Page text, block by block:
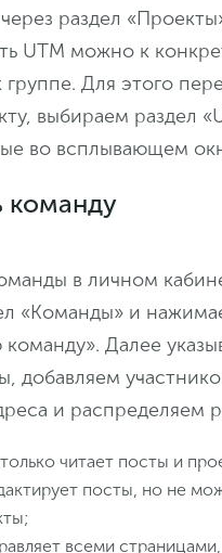
раздел
UTM можно к
Для этого
выбираем раздел
во всплывающем
команду
в личном
«Команды» и
Далее
добавляем
и распределяем
читает посты и
посты, но не
всеми страницами,